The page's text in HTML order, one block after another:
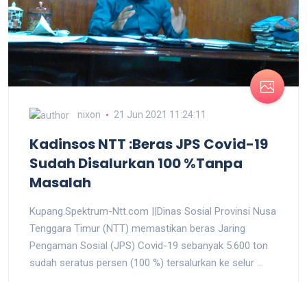
nixon 21 Jun 2021 11:24:11
Kadinsos NTT :Beras JPS Covid-19
Sudah Disalurkan 100 %Tanpa
Masalah
Kupang.Spektrum-Ntt.com ||Dinas Sosial Provinsi Nusa
Tenggara Timur (NTT) memastikan beras Jaring
Pengaman Sosial (JPS) Covid-19 sebanyak 5.600 ton
sudah seratus persen (100 %) tersalurkan ke selur ...